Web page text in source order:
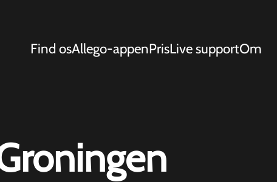
Find osAllego-appenPrisLive supportOm